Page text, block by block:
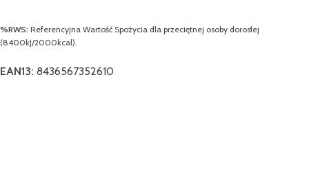
%RWS: Referencyjna Wartość Spożycia dla przeciętnej osoby dorosłej
(8400kJ/2000kcal).
EAN13: 8436567352610